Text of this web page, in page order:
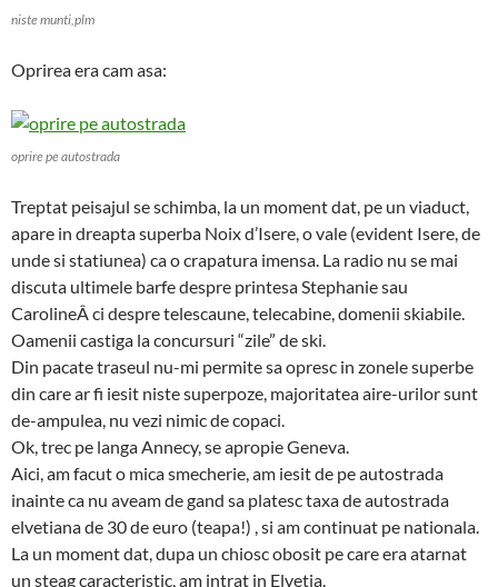
niste munti,plm
Oprirea era cam asa:
oprire pe autostrada
Treptat peisajul se schimba, la un moment dat, pe un viaduct,
apare in dreapta superba Noix d’Isere, o vale (evident Isere, de
unde si statiunea) ca o crapatura imensa. La radio nu se mai
discuta ultimele barfe despre printesa Stephanie sau
CarolineÂ ci despre telescaune, telecabine, domenii skiabile.
Oamenii castiga la concursuri “zile” de ski.
Din pacate traseul nu-mi permite sa opresc in zonele superbe
din care ar fi iesit niste superpoze, majoritatea aire-urilor sunt
de-ampulea, nu vezi nimic de copaci.
Ok, trec pe langa Annecy, se apropie Geneva.
Aici, am facut o mica smecherie, am iesit de pe autostrada
inainte ca nu aveam de gand sa platesc taxa de autostrada
elvetiana de 30 de euro (teapa!) , si am continuat pe nationala.
La un moment dat, dupa un chiosc obosit pe care era atarnat
un steag caracteristic, am intrat in Elvetia.